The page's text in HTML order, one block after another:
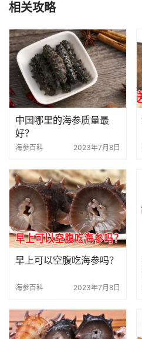
相关攻略
中国哪里的海参质量最
好？
海参百科 2023年7月8日
早上可以空腹吃海参吗？
海参百科 2023年7月8日